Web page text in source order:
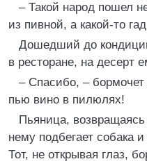
– Такой народ пошел
из пивной, а какой-то
Дошедший до
в ресторане, на десерт
– Спасибо, –
пью вино в пилюлях!
Пьяница,
нему подбегает собака
Тот, не открывая глаз,